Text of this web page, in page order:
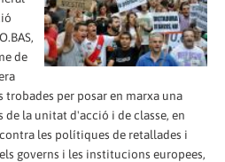
de
per posar en marxa una
la unitat d'acció i de classe, en
les polítiques de retallades i
governs i les institucions europees,